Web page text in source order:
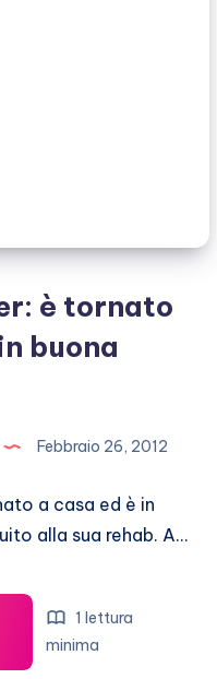
è tornato
buona
Febbraio 26, 2012
a casa ed è in
alla sua rehab. A…
1 lettura
minima